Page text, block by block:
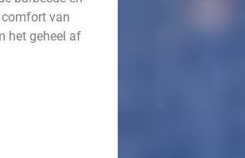
van
het geheel af